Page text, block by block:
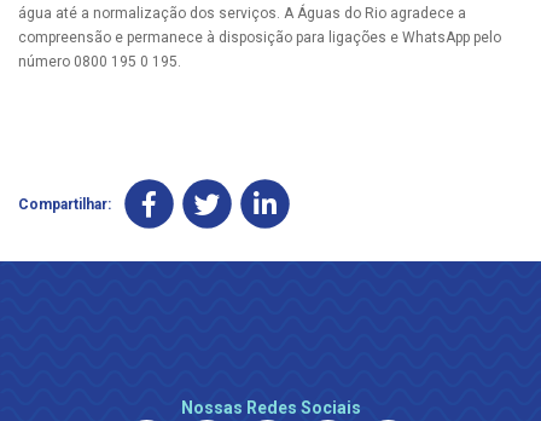
água até a normalização dos serviços. A Águas do Rio agradece a
compreensão e permanece à disposição para ligações e WhatsApp pelo
número 0800 195 0 195.
Compartilhar:
Nossas Redes Sociais